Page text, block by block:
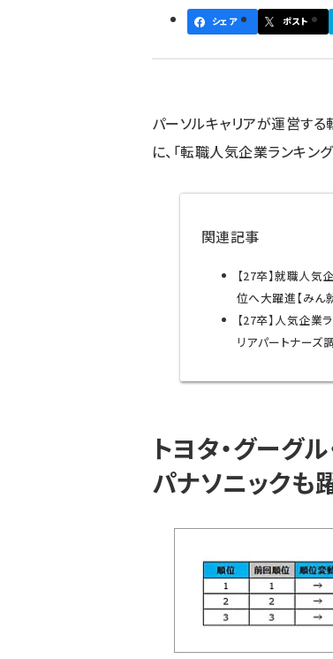
シェア ポスト
パーソルキャリアが運営す
に、「転職人気企業ランキン
関連記事
【27卒】就職人
位へ大躍進【みん
【27卒】人気企業
リアパートナーズ
トヨタ・グーグ
パナソニックも